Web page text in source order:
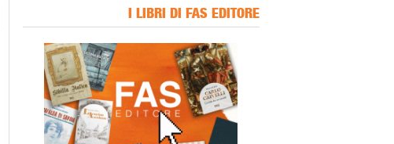
I LIBRI DI FAS EDITORE